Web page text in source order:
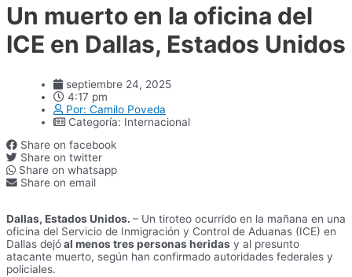
Un muerto en la oficina del
ICE en Dallas, Estados Unidos
septiembre 24, 2025
4:17 pm
Por: Camilo Poveda
Categoría: Internacional
Share on facebook
Share on twitter
Share on whatsapp
Share on email
Dallas, Estados Unidos. – Un tiroteo ocurrido en la mañana en una
oficina del Servicio de Inmigración y Control de Aduanas (ICE) en
Dallas dejóal menos tres personas heridas y al presunto
atacante muerto, según han confirmado autoridades federales y
policiales.